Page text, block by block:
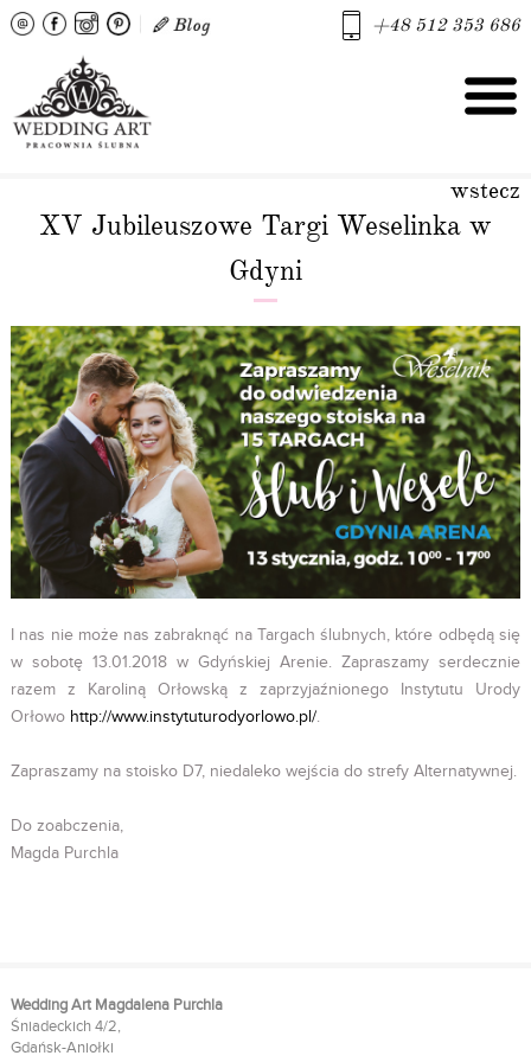
+48 512 353 686
wstecz
XV Jubileuszowe Targi Weselinka w
Gdyni
I nas nie może nas zabraknąć na Targach ślubnych, które odbędą się
w sobotę 13.01.2018 w Gdyńskiej Arenie. Zapraszamy serdecznie
razem z Karoliną Orłowską z zaprzyjaźnionego Instytutu Urody
Orłowo http://www.instytuturodyorlowo.pl/.
Zapraszamy na stoisko D7, niedaleko wejścia do strefy Alternatywnej.
Do zoabczenia,
Magda Purchla
Wedding Art Magdalena Purchla
Śniadeckich 4/2,
Gdańsk-Aniołki